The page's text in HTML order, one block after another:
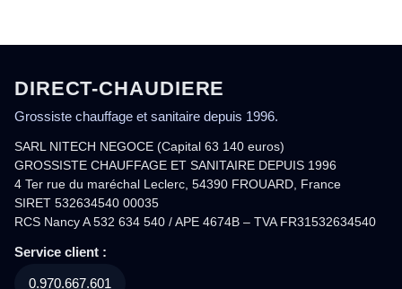
DIRECT-CHAUDIERE
Grossiste chauffage et sanitaire depuis 1996.
SARL NITECH NEGOCE (Capital 63 140 euros)
GROSSISTE CHAUFFAGE ET SANITAIRE DEPUIS 1996
4 Ter rue du maréchal Leclerc, 54390 FROUARD, France
SIRET 532634540 00035
RCS Nancy A 532 634 540 / APE 4674B – TVA FR31532634540
Service client :
0.970.667.601